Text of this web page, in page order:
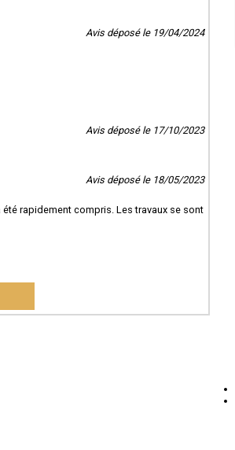
Avis déposé le 19/04/2024
Avis déposé le 17/10/2023
Avis déposé le 18/05/2023
rapidement compris. Les travaux se sont